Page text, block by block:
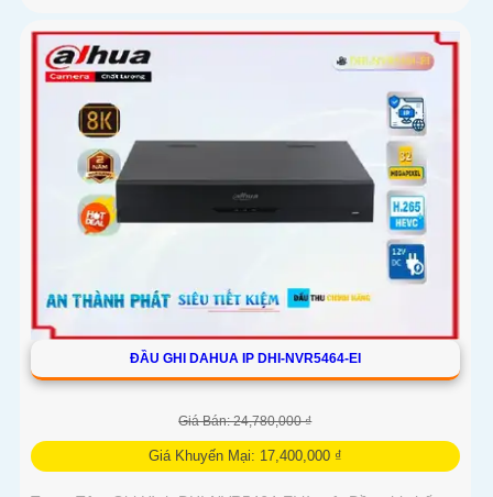
ĐẦU GHI DAHUA IP DHI-NVR5464-EI
Giá Bán: 24,780,000 ₫
Giá Khuyến Mại: 17,400,000 ₫